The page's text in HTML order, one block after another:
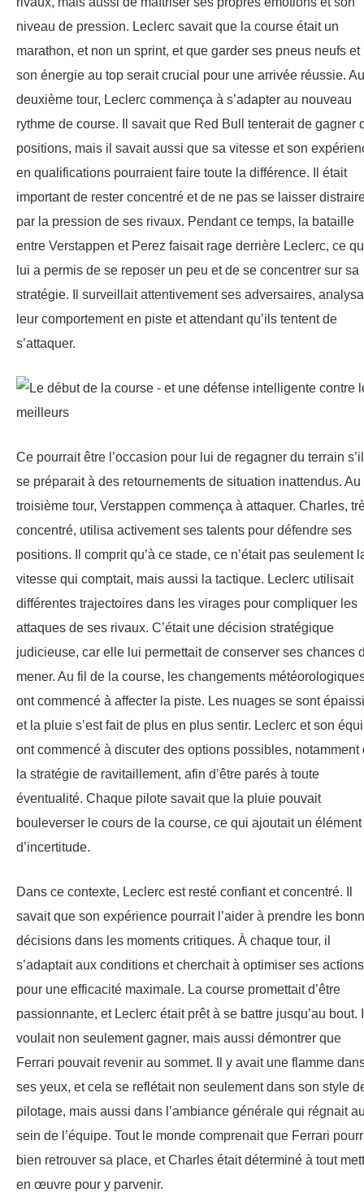
niveau de pression. Leclerc savait que la course était un
marathon, et non un sprint, et que garder ses pneus neufs et
son énergie au top serait crucial pour une arrivée réussie. Au
deuxième tour, Leclerc commença à s’adapter au nouveau
rythme de course. Il savait que Red Bull tenterait de gagner
positions, mais il savait aussi que sa vitesse et son
en qualifications pourraient faire toute la différence. Il était
important de rester concentré et de ne pas se laisser
par la pression de ses rivaux. Pendant ce temps, la bataille
entre Verstappen et Perez faisait rage derrière Leclerc, ce
lui a permis de se reposer un peu et de se concentrer sur sa
stratégie. Il surveillait attentivement ses adversaires,
leur comportement en piste et attendant qu’ils tentent de
s’attaquer.
Ce pourrait être l’occasion pour lui de regagner du terrain s’il
se préparait à des retournements de situation inattendus. Au
troisième tour, Verstappen commença à attaquer. Charles,
concentré, utilisa activement ses talents pour défendre ses
positions. Il comprit qu’à ce stade, ce n’était pas seulement
vitesse qui comptait, mais aussi la tactique. Leclerc utilisait
différentes trajectoires dans les virages pour compliquer les
attaques de ses rivaux. C’était une décision stratégique
judicieuse, car elle lui permettait de conserver ses chances
mener. Au fil de la course, les changements
ont commencé à affecter la piste. Les nuages se sont
et la pluie s’est fait de plus en plus sentir. Leclerc et son
ont commencé à discuter des options possibles, notamment
la stratégie de ravitaillement, afin d’être parés à toute
éventualité. Chaque pilote savait que la pluie pouvait
bouleverser le cours de la course, ce qui ajoutait un élément
d’incertitude.
Dans ce contexte, Leclerc est resté confiant et concentré. Il
savait que son expérience pourrait l’aider à prendre les
décisions dans les moments critiques. À chaque tour, il
s’adaptait aux conditions et cherchait à optimiser ses actions
pour une efficacité maximale. La course promettait d’être
passionnante, et Leclerc était prêt à se battre jusqu’au bout.
voulait non seulement gagner, mais aussi démontrer que
Ferrari pouvait revenir au sommet. Il y avait une flamme
ses yeux, et cela se reflétait non seulement dans son style
pilotage, mais aussi dans l’ambiance générale qui régnait
sein de l’équipe. Tout le monde comprenait que Ferrari
bien retrouver sa place, et Charles était déterminé à tout
en œuvre pour y parvenir.